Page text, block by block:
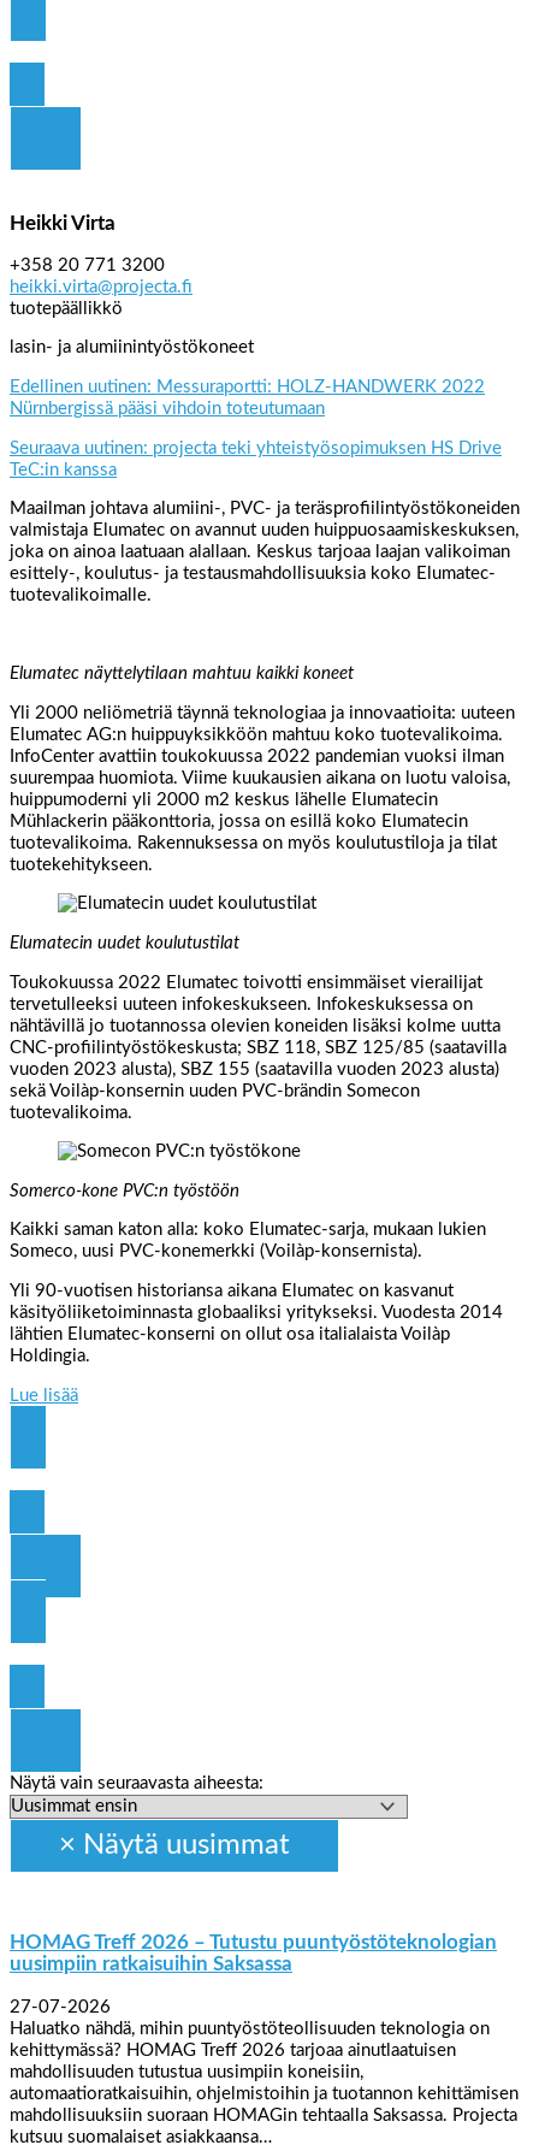
Click Here
Heikki Virta
+358 20 771 3200
heikki.virta@projecta.fi
tuotepäällikkö
lasin- ja alumiinintyöstökoneet
Edellinen uutinen: Messuraportti: HOLZ-HANDWERK 2022
Nürnbergissä pääsi vihdoin toteutumaan
Seuraava uutinen: projecta teki yhteistyösopimuksen HS Drive
TeC:in kanssa
Maailman johtava alumiini-, PVC- ja teräsprofiilintyöstökoneiden
valmistaja Elumatec on avannut uuden huippuosaamiskeskuksen,
joka on ainoa laatuaan alallaan. Keskus tarjoaa laajan valikoiman
esittely-, koulutus- ja testausmahdollisuuksia koko Elumatec-
tuotevalikoimalle.
Elumatec näyttelytilaan mahtuu kaikki koneet
Yli 2000 neliömetriä täynnä teknologiaa ja innovaatioita: uuteen
Elumatec AG:n huippuyksikköön mahtuu koko tuotevalikoima.
InfoCenter avattiin toukokuussa 2022 pandemian vuoksi ilman
suurempaa huomiota. Viime kuukausien aikana on luotu valoisa,
huippumoderni yli 2000 m2 keskus lähelle Elumatecin
Mühlackerin pääkonttoria, jossa on esillä koko Elumatecin
tuotevalikoima. Rakennuksessa on myös koulutustiloja ja tilat
tuotekehitykseen.
Elumatecin uudet koulutustilat
Toukokuussa 2022 Elumatec toivotti ensimmäiset vierailijat
tervetulleeksi uuteen infokeskukseen. Infokeskuksessa on
nähtävillä jo tuotannossa olevien koneiden lisäksi kolme uutta
CNC-profiilintyöstökeskusta; SBZ 118, SBZ 125/85 (saatavilla
vuoden 2023 alusta), SBZ 155 (saatavilla vuoden 2023 alusta)
sekä Voilàp-konsernin uuden PVC-brändin Somecon
tuotevalikoima.
Somerco-kone PVC:n työstöön
Kaikki saman katon alla: koko Elumatec-sarja, mukaan lukien
Someco, uusi PVC-konemerkki (Voilàp-konsernista).
Yli 90-vuotisen historiansa aikana Elumatec on kasvanut
käsityöliiketoiminnasta globaaliksi yritykseksi. Vuodesta 2014
lähtien Elumatec-konserni on ollut osa italialaista Voilàp
Holdingia.
Lue lisää
Click Here
Click Here
Näytä vain seuraavasta aiheesta:
HOMAG Treff 2026 – Tutustu puuntyöstöteknologian
uusimpiin ratkaisuihin Saksassa
27-07-2026
Haluatko nähdä, mihin puuntyöstöteollisuuden teknologia on
kehittymässä? HOMAG Treff 2026 tarjoaa ainutlaatuisen
mahdollisuuden tutustua uusimpiin koneisiin,
automaatioratkaisuihin, ohjelmistoihin ja tuotannon kehittämisen
mahdollisuuksiin suoraan HOMAGin tehtaalla Saksassa. Projecta
kutsuu suomalaiset asiakkaansa…